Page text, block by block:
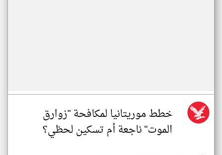
خطط موريتانيا لمكافحة "زوارق
الموت" ناجعة أم تسكين لحظي؟